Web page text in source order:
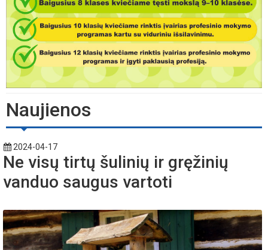
Naujienos
2024-04-17
Ne visų tirtų šulinių ir gręžinių
vanduo saugus vartoti